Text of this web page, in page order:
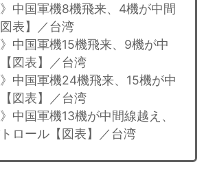
中国軍機8機飛来、4機が中間
表】／台湾
中国軍機15機飛来、9機が中
図表】／台湾
中国軍機24機飛来、15機が中
図表】／台湾
中国軍機13機が中間線越え、
ロール【図表】／台湾